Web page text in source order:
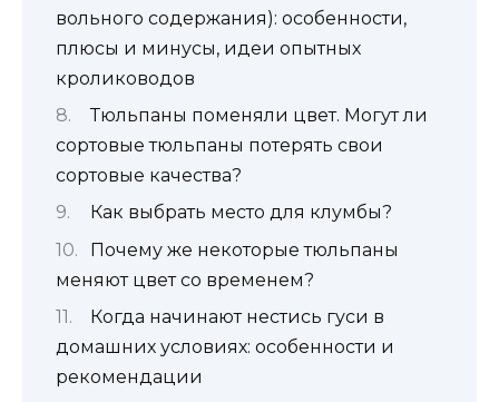
вольного содержания): особенности,
плюсы и минусы, идеи опытных
кролиководов
Тюльпаны поменяли цвет. Могут ли
сортовые тюльпаны потерять свои
сортовые качества?
Как выбрать место для клумбы?
Почему же некоторые тюльпаны
меняют цвет со временем?
Когда начинают нестись гуси в
домашних условиях: особенности и
рекомендации